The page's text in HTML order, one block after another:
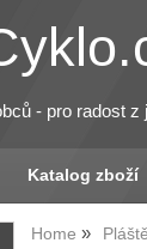
- pro radost z
Katalog zboží
Home